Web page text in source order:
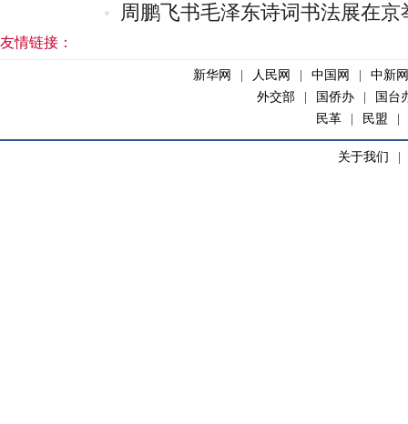
周鹏飞书毛泽东诗词书法展在京
友情链接：
新华网 人民网 中国网
中新网
外交部
国侨办
国台
民革
民盟
关于我们